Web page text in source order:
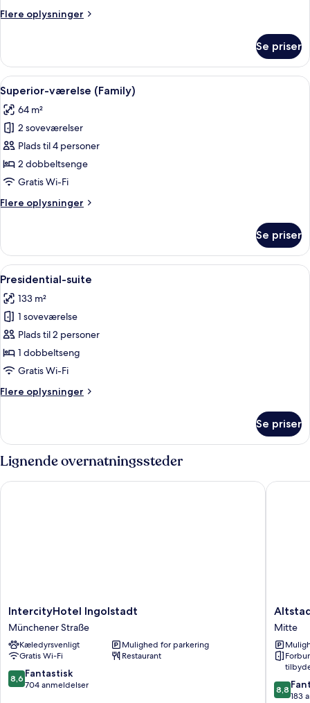
(Comfort)
Flere oplysninger
Flere
-
soveværelser
(Comfort)
Se priser
Indlæs
alle
billeder
af
Superior-
værelse
(Family)
Allergivenligt sengetøj, minibar,
5
Superior-værelse (Family)
64 m²
2 soveværelser
Plads til 4 personer
2 dobbeltsenge
Gratis Wi-Fi
Flere oplysninger
Flere
værelse
(Family)
Se priser
Indlæs
alle
billeder
af
Presidential-
suite
Et moderne soveværelse med en
4
Presidential-suite
133 m²
1 soveværelse
Plads til 2 personer
1 dobbeltseng
Gratis Wi-Fi
Flere oplysninger
Flere
suite
Se priser
Lignende overnatningssteder
IntercityHotel
Ingolstadt
Münchener
Straße
IntercityHotel Ingolstadt
Münchener Straße
Kæledyrsvenligt
Mulighed for parkering
Gratis Wi-Fi
Restaurant
8.6
ud
8,6 Fantastisk
704 anmeldelser
IntercityHotel Ingolstadt
Mitte
Mitte
8.8
ud
8,8
183